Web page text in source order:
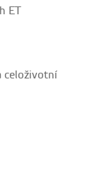
ET
celoživotní